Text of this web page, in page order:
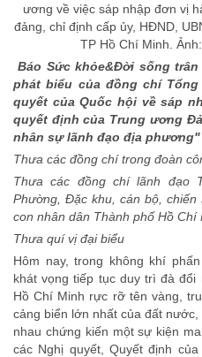
ương về việc sáp nhập đơn vị
đảng, chỉ định cấp ủy, HĐND,
TP Hồ Chí Minh.
Báo Sức khỏe&Đời sống
phát biểu của đồng chí
quyết của Quốc hội về sáp
quyết định của Trung ương
nhân sự lãnh đạo địa phương"
Thưa các đồng chí trong đoàn
Thưa các đồng chí lãnh đạo
Phường, Đặc khu, cán bộ,
con nhân dân Thành phố Hồ Chí
Thưa quí vị đại biểu
Hôm nay, trong không khí
khát vọng tiếp tục duy trì đà
Hồ Chí Minh rực rỡ tên vàng,
cảng biển lớn nhất của đất
nhau chứng kiến một sự kiện
các Nghị quyết, Quyết định